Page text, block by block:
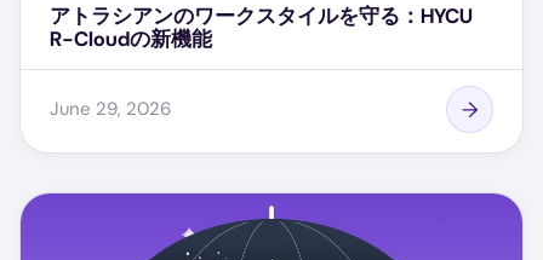
アトラシアンのワークスタイルを守る：HYCU
R-Cloudの新機能
June 29, 2026